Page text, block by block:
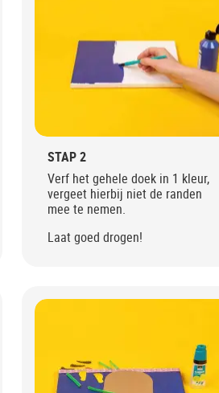
STAP 2
Verf het gehele doek in 1 kleur,
vergeet hierbij niet de randen
mee te nemen.
Laat goed drogen!